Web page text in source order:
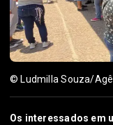
© Ludmilla Souza/
Os interessados em